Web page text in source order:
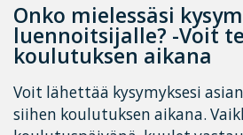
Onko mielessäsi
luennoitsijalle? -Voit
koulutuksen aikana
Voit lähettää kysymyksesi
siihen koulutuksen aikana.